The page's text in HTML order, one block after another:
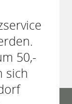
50,-
sich